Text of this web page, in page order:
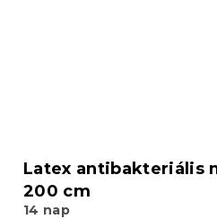
Latex antibakteriális
200 cm
14 nap